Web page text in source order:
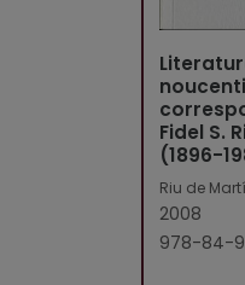
Fidel S.
(1896-
Riu de
2008
978-84-